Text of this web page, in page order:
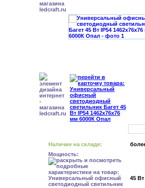
Наличие на складе:
Мощность:
45 Вт